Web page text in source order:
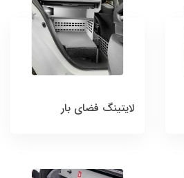
لایتینگ فضای بار